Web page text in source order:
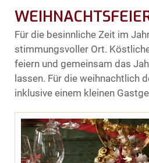
Für die besinnliche Zeit im
stimmungsvoller Ort.
feiern und gemeinsam das
lassen. Für die weihnachtlich
inklusive einem kleinen